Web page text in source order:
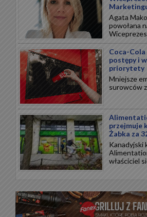
Agata
powołana
Coca-
postępy i
priorytety
Mniejsze
surowców
przejmuje
Żabka za
Kanadyjski
właściciel